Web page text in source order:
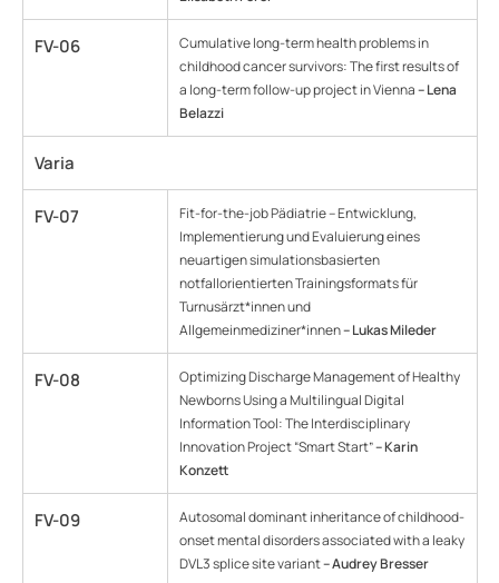
FV-06
Cumulative long-term health problems in
childhood cancer survivors: The first results of
a long-term follow-up project in Vienna– Lena
Belazzi
Varia
FV-07
Fit-for-the-job Pädiatrie – Entwicklung,
Implementierung und Evaluierung eines
neuartigen simulationsbasierten
notfallorientierten Trainingsformats für
Turnusärzt*innen und
Allgemeinmediziner*innen– Lukas Mileder
FV-08
Optimizing Discharge Management of Healthy
Newborns Using a Multilingual Digital
Information Tool: The Interdisciplinary
Innovation Project “Smart Start”– Karin
Konzett
FV-09
Autosomal dominant inheritance of childhood-
onset mental disorders associated with a leaky
DVL3 splice site variant– Audrey Bresser